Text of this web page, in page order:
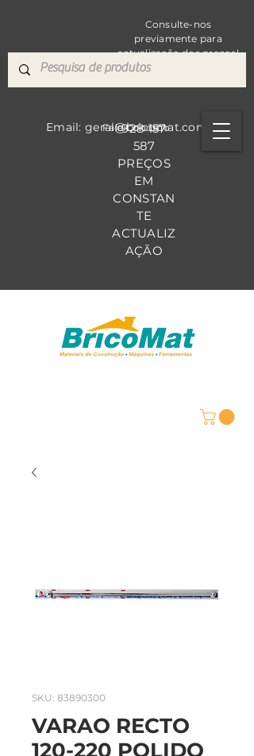
Consulte-nos
previamente para
actualização dos preços!
928 157
587
PREÇOS
EM
CONSTAN
TE
ACTUALIZ
AÇÃO
Fale Conosco
Email: geral@bricomat.com
SKU: 83890300
VARAO RECTO
120-220 POLIDO